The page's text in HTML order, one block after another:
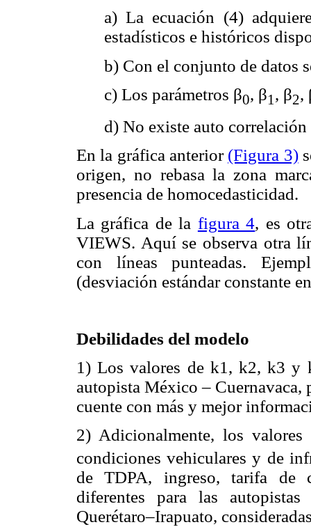
a) La ecuación (4)
estadísticos e históricos
b) Con el conjunto de datos
c) Los parámetros β0, β1 , β2,
d) No existe auto
En la gráfica anterior (Figura 3)
origen, no rebasa la zona
presencia de homocedasticidad.
La gráfica de la figura 4, es
VIEWS. Aquí se observa otra
con líneas punteadas.
(desviación estándar constante
Debilidades del modelo
1) Los valores de k1, k2, k3 y
autopista México – Cuernavaca,
cuente con más y mejor
2) Adicionalmente, los
condiciones vehiculares y de
de TDPA, ingreso, tarifa de
diferentes para las
Querétaro–Irapuato,